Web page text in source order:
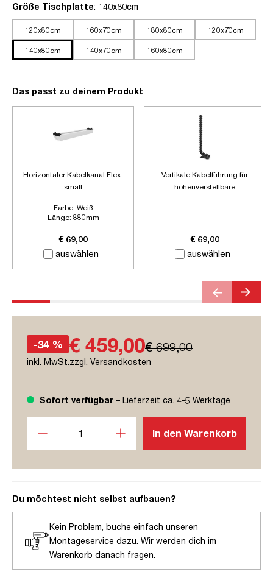
Größe Tischplatteauswählen
: 140x80cm
120x80cm 160x70cm 180x80cm 120x70cm
140x80cm 140x70cm 160x80cm
Das passt zu deinem Produkt
auswählen
Horizontaler Kabelkanal Flex-
small
Farbe: Weiß
Länge: 880mm
€ 69,00
auswählen
Vertikale Kabelführung für
höhenverstellbare
€ 69,00
-34 % € 459,00€ 699,00
inkl. MwSt.zzgl. Versandkosten
Sofort verfügbar – Lieferzeit ca. 4-5 Werktage
In den Warenkorb
Du möchtest nicht selbst aufbauen?
Kein Problem, buche einfach unseren
Montageservice dazu. Wir werden dich im
Warenkorb danach fragen.